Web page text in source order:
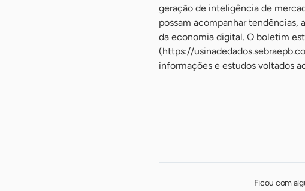
geração de inteligência de
possam acompanhar tendências,
da economia digital. O boletim
(https://
informações e estudos voltados
Ficou com